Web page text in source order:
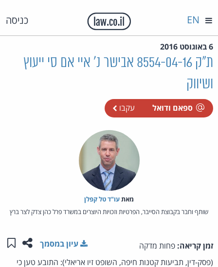
כניסה EN
6 באוגוסט 2016
ת"ק 8554-04-16 אבישר נ' איי אם סי ייעוץ
ושיווק
ספאם ודואל עקבו
מאת‏עו"ד טל קפלן
שותף וחבר בקבוצת הסייבר, הפרטיות וזכויות היוצרים במשרד פרל כהן צדק לצר ברץ
זמן קריאה: פחות מדקה שתפו
עיון במסמך
(פסק-דין, תביעות קטנות חיפה, השופט זיו אריאלי): התובע טען כי